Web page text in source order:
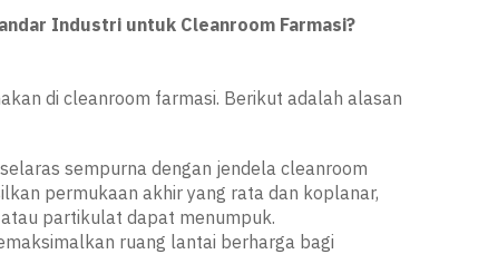
Industri untuk Cleanroom Farmasi?
di cleanroom farmasi. Berikut adalah alasan
sempurna dengan jendela cleanroom
permukaan akhir yang rata dan koplanar,
partikulat dapat menumpuk.
ruang lantai berharga bagi